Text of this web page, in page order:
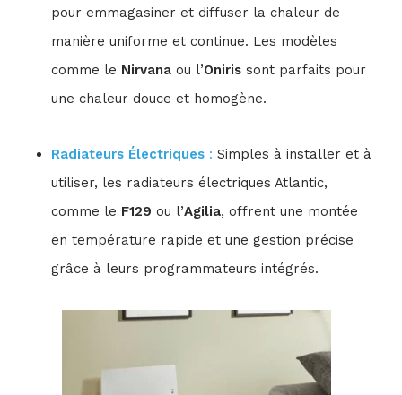
pour emmagasiner et diffuser la chaleur de
manière uniforme et continue. Les modèles
comme le Nirvanaou l’Onirissont parfaits pour
une chaleur douce et homogène.
Radiateurs Électriques: Simples à installer et à
utiliser, les radiateurs électriques Atlantic,
comme le F129 ou l’Agilia, offrent une montée
en température rapide et une gestion précise
grâce à leurs programmateurs intégrés.